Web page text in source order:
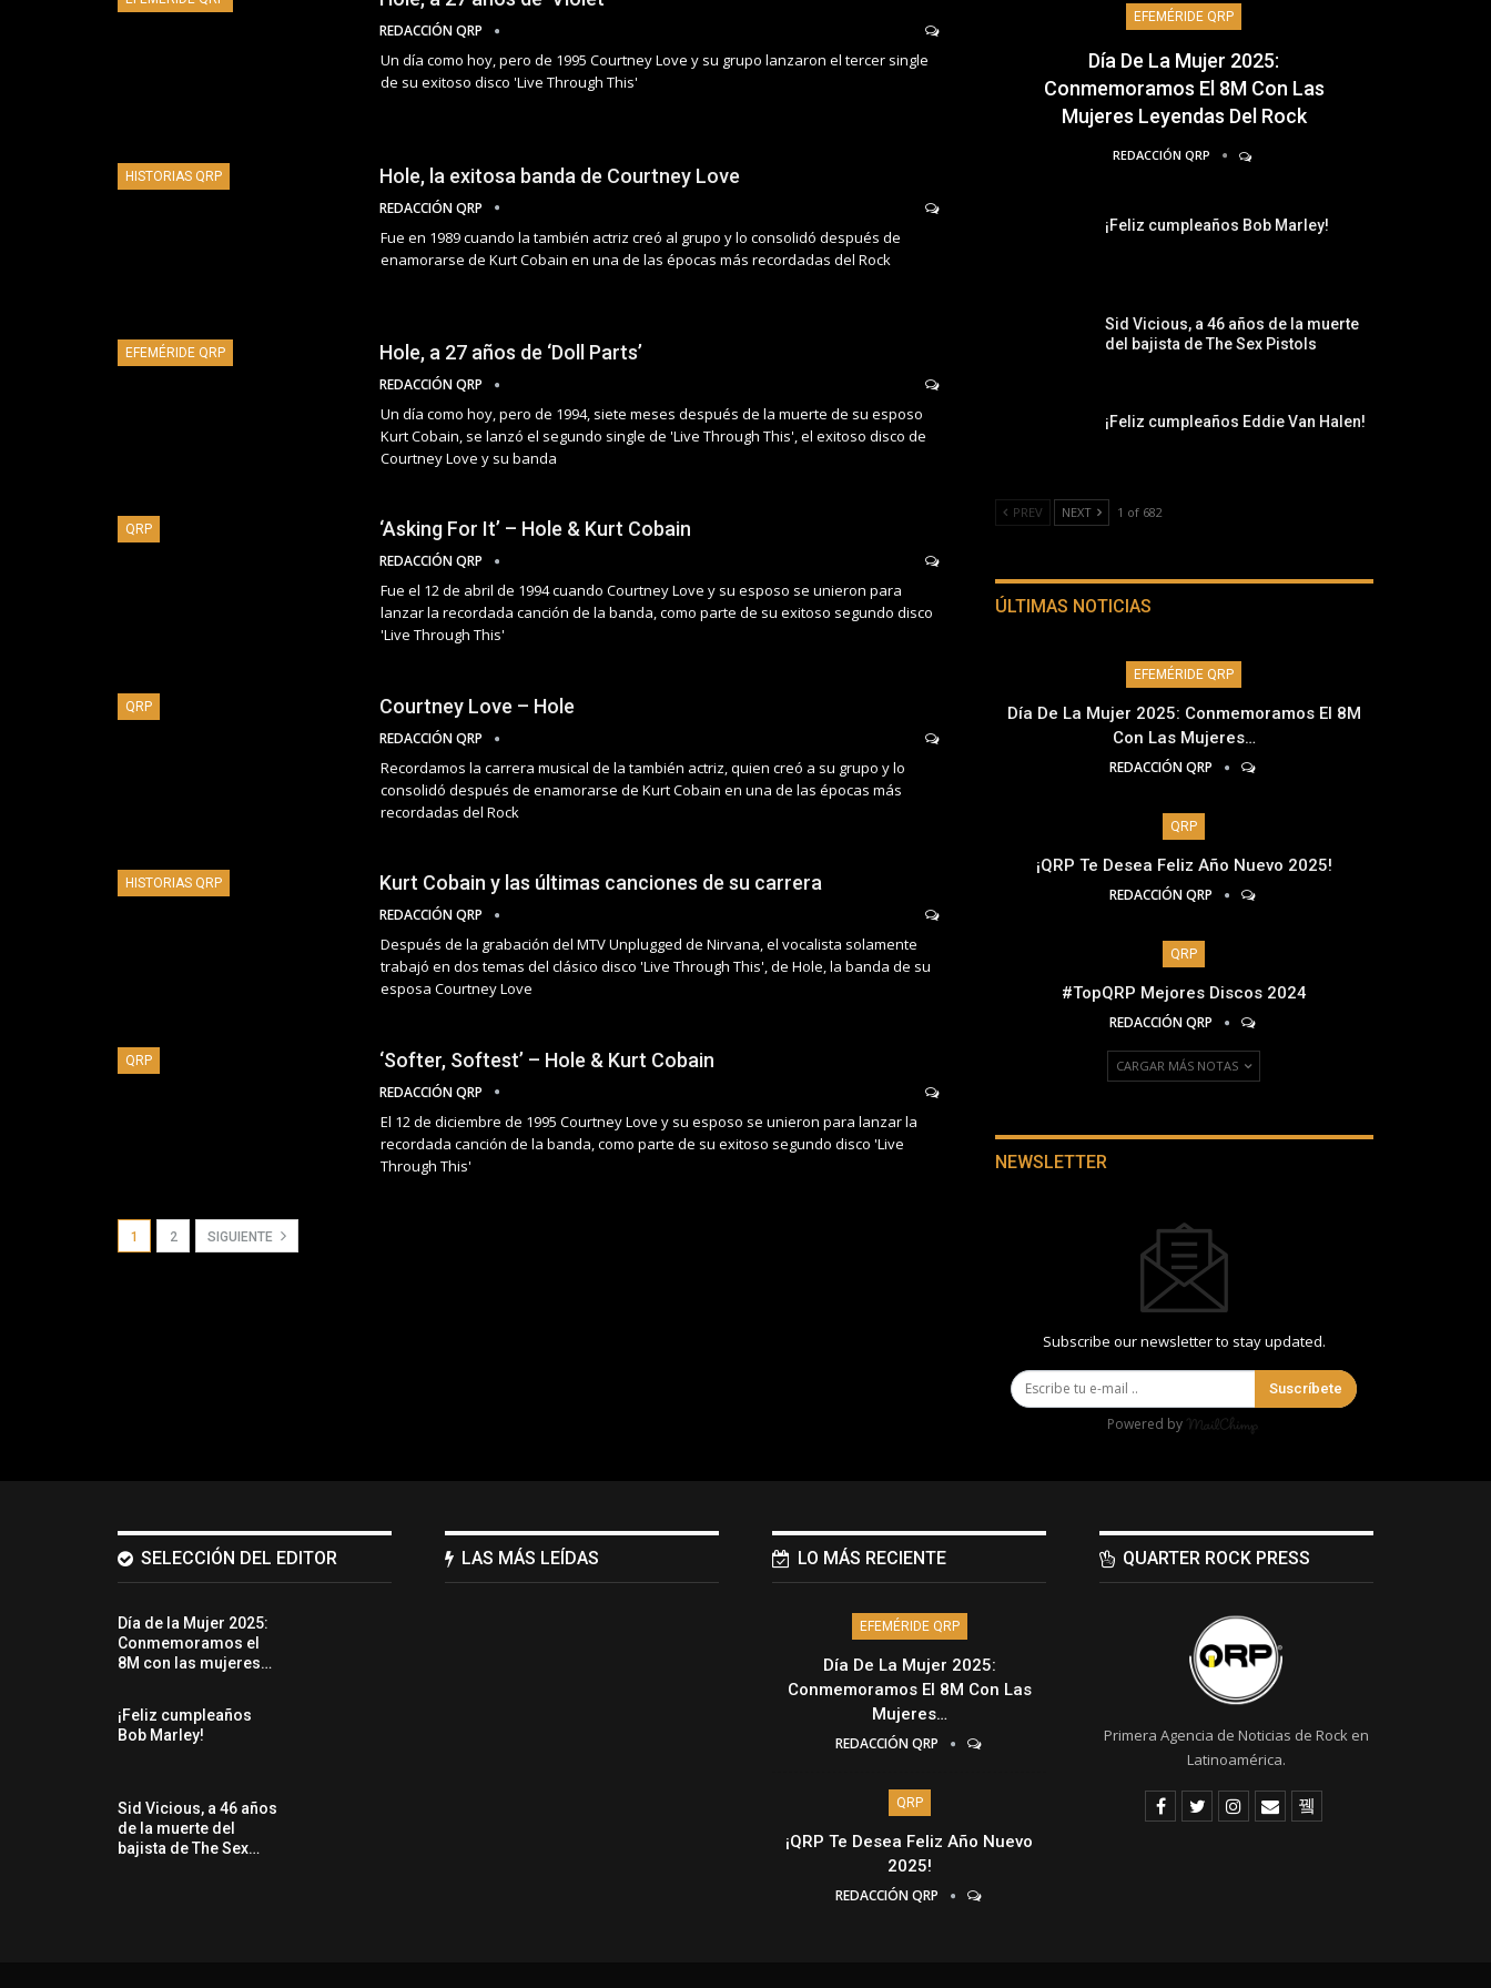
REDACCIÓN QRP
Un día como hoy, pero de 1995 Courtney Love y su grupo lanzaron el tercer single
de su exitoso disco 'Live Through This'
HISTORIAS QRP Hole, la exitosa banda de Courtney Love
REDACCIÓN QRP
Fue en 1989 cuando la también actriz creó al grupo y lo consolidó después de
enamorarse de Kurt Cobain en una de las épocas más recordadas del Rock
EFEMÉRIDE QRP Hole, a 27 años de ‘Doll Parts’
REDACCIÓN QRP
Un día como hoy, pero de 1994, siete meses después de la muerte de su esposo
Kurt Cobain, se lanzó el segundo single de 'Live Through This', el exitoso disco de
Courtney Love y su banda
QRP ‘Asking For It’ – Hole & Kurt Cobain
REDACCIÓN QRP
Fue el 12 de abril de 1994 cuando Courtney Love y su esposo se unieron para
lanzar la recordada canción de la banda, como parte de su exitoso segundo disco
'Live Through This'
QRP Courtney Love – Hole
REDACCIÓN QRP
Recordamos la carrera musical de la también actriz, quien creó a su grupo y lo
consolidó después de enamorarse de Kurt Cobain en una de las épocas más
recordadas del Rock
HISTORIAS QRP Kurt Cobain y las últimas canciones de su carrera
REDACCIÓN QRP
Después de la grabación del MTV Unplugged de Nirvana, el vocalista solamente
trabajó en dos temas del clásico disco 'Live Through This', de Hole, la banda de su
esposa Courtney Love
QRP ‘Softer, Softest’ – Hole & Kurt Cobain
REDACCIÓN QRP
El 12 de diciembre de 1995 Courtney Love y su esposo se unieron para lanzar la
recordada canción de la banda, como parte de su exitoso segundo disco 'Live
Through This'
1 2 SIGUIENTE
EFEMÉRIDE QRP
Día De La Mujer 2025:
Conmemoramos El 8M Con Las
Mujeres Leyendas Del Rock
REDACCIÓN QRP
¡Feliz cumpleaños Bob Marley!
Sid Vicious, a 46 años de la muerte
del bajista de The Sex Pistols
¡Feliz cumpleaños Eddie Van Halen!
PREV NEXT 1 of 682
ÚLTIMAS NOTICIAS
EFEMÉRIDE QRP
Día De La Mujer 2025: Conmemoramos El 8M
Con Las Mujeres…
REDACCIÓN QRP
QRP
¡QRP Te Desea Feliz Año Nuevo 2025!
REDACCIÓN QRP
QRP
#TopQRP Mejores Discos 2024
REDACCIÓN QRP
CARGAR MÁS NOTAS
NEWSLETTER
Subscribe our newsletter to stay updated.
Suscríbete
Powered by
SELECCIÓN DEL EDITOR
Día de la Mujer 2025:
Conmemoramos el
8M con las mujeres…
¡Feliz cumpleaños
Bob Marley!
Sid Vicious, a 46 años
de la muerte del
bajista de The Sex…
LAS MÁS LEÍDAS LO MÁS RECIENTE
EFEMÉRIDE QRP
Día De La Mujer 2025:
Conmemoramos El 8M Con Las
Mujeres…
REDACCIÓN QRP
QRP
¡QRP Te Desea Feliz Año Nuevo
2025!
REDACCIÓN QRP
QUARTER ROCK PRESS
Primera Agencia de Noticias de Rock en
Latinoamérica.